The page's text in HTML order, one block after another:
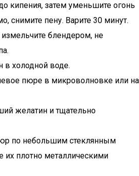
кипения, затем уменьшите огонь
снимите пену. Варите 30 минут.
блендером, не
в холодной воде.
пюре в микроволновке или на
желатин и тщательно
по небольшим стеклянным
их плотно металлическими